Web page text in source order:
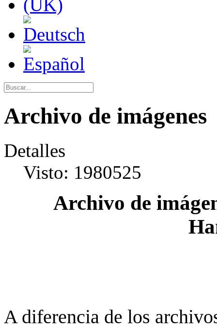
Archivo de imágenes
Detalles
Visto: 1980525
Archivo de
A diferencia de los